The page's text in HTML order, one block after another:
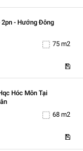
2pn - Hướng Đông
75 m2
Hóc Môn Tại
68 m2